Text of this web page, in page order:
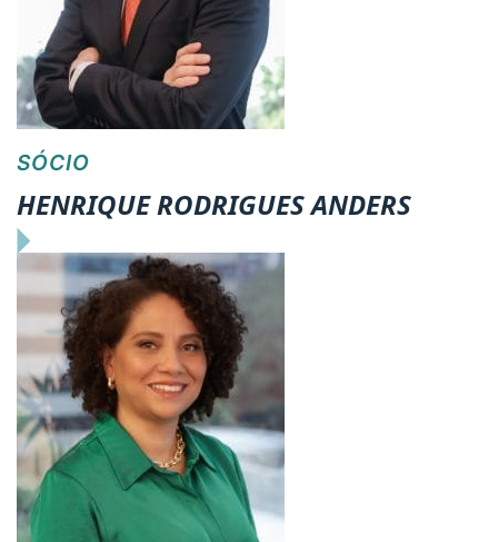
SÓCIO
HENRIQUE RODRIGUES ANDERS